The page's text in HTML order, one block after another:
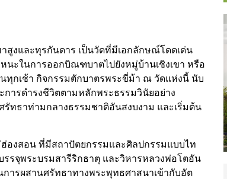
สูงและทุรกันดาร เป็นวัดที่มีเอกลักษณ์โดดเด่น
ะในการออกบิณฑบาตไปยังหมู่บ้านเชิงเขา หรือ
นทุกเช้า กิจกรรมตักบาตรพระขี่ม้า ณ วัดแห่งนี้ นับ
ารดำรงชีวิตตามหลักพระธรรมวินัยอย่าง
รัทธาท่ามกลางธรรมชาติอันสงบงาม และเริ่มต้น
องสอน ที่มีสถาปัตยกรรมและศิลปกรรมแบบไท
รจุพระบรมสารีริกธาตุ และวิหารหลวงพ่อโตอัน
ารผสานศรัทธาทางพระพุทธศาสนาเข้ากับอัต